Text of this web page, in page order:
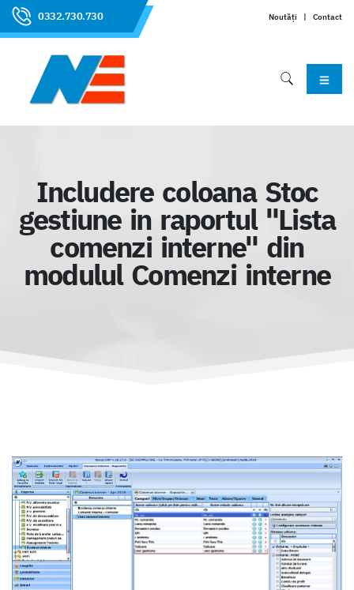
0332.730.730 Noutăți | Contact
Includere coloana Stoc
gestiune in raportul "Lista
comenzi interne" din
modulul Comenzi interne